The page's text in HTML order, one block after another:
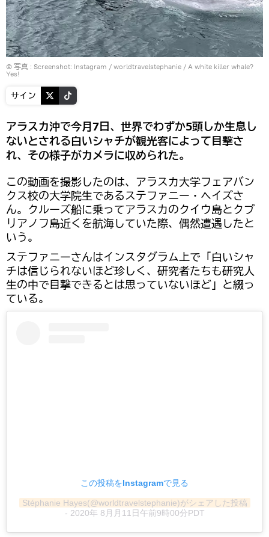
© 写真 : Screenshot: Instagram / worldtravelstephanie / A white killer whale?
Yes!
サイン
アラスカ沖で今月7日、世界でわずか5頭しか生息し
ないとされる白いシャチが観光客によって目撃さ
れ、その様子がカメラに収められた。
この動画を撮影したのは、アラスカ大学フェアバン
クス校の大学院生であるステファニー・ヘイズさ
ん。クルーズ船に乗ってアラスカのクイウ島とクプ
リアノフ島近くを航海していた際、偶然遭遇したと
いう。
ステファニーさんはインスタグラム上で「白いシャ
チは信じられないほど珍しく、研究者たちも研究人
生の中で目撃できるとは思っていないほど」と綴っ
ている。
この投稿をInstagramで見る
Stéphanie Hayes(@worldtravelstephanie)がシェアした投稿
- 2020年 8月月11日午前9時00分PDT